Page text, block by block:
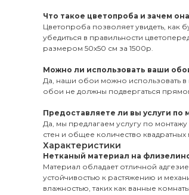
Что такое цветопроба и зачем
Цветопроба позволяет увидеть, как
убедиться в правильности
размером 50х50 см за 1500р.
Можно ли использовать ваши
Да, наши обои можно использовать в
обои не должны подвергаться
Предоставляете ли вы услуги по
Да, мы предлагаем услугу по
стен и общее количество квадратных
Характеристики
Нетканый материал на
Материал обладает отличной
устойчивостью к растяжению и
влажностью, таких как ванные